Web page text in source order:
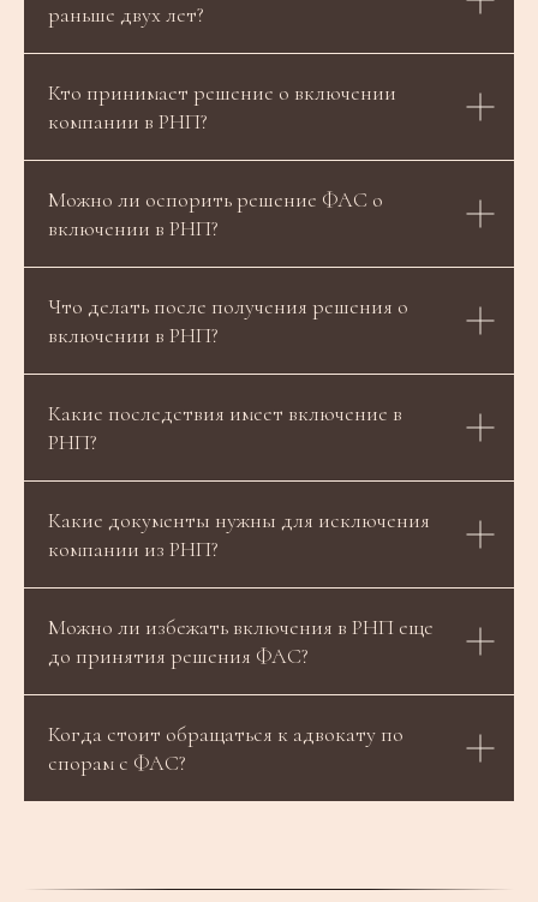
раньше двух лет?
Кто принимает решение о включении
компании в РНП?
Можно ли оспорить решение ФАС о
включении в РНП?
Что делать после получения решения о
включении в РНП?
Какие последствия имеет включение в
РНП?
Какие документы нужны для исключения
компании из РНП?
Можно ли избежать включения в РНП еще
до принятия решения ФАС?
Когда стоит обращаться к адвокату по
спорам с ФАС?